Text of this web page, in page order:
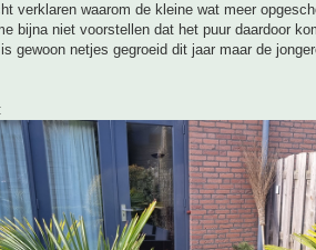
verklaren waarom de kleine wat meer
bijna niet voorstellen dat het puur daardoor
gewoon netjes gegroeid dit jaar maar de